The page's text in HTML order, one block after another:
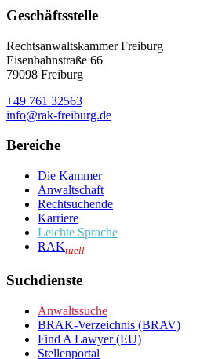
Geschäftsstelle
Rechtsanwaltskammer Freiburg
Eisenbahnstraße 66
79098 Freiburg
+49 761 32563
info@rak-freiburg.de
Bereiche
Die Kammer
Anwaltschaft
Rechtsuchende
Karriere
Leichte Sprache
RAKtuell
Suchdienste
Anwaltssuche
BRAK-Verzeichnis (BRAV)
Find A Lawyer (EU)
Stellenportal